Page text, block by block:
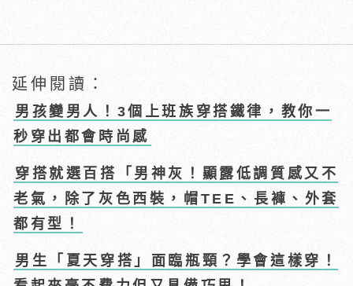
延伸閱讀：
男孩變男人！3個上班族穿搭鐵律，教你一
秒穿出都會時尚感
穿搭就選百搭「男神灰！顯露低調質感又不
老氣，除了灰色西裝，帽TEE、長褲、外套
都有型！
男生「夏天穿搭」面臨瓶頸？學會這樣穿！